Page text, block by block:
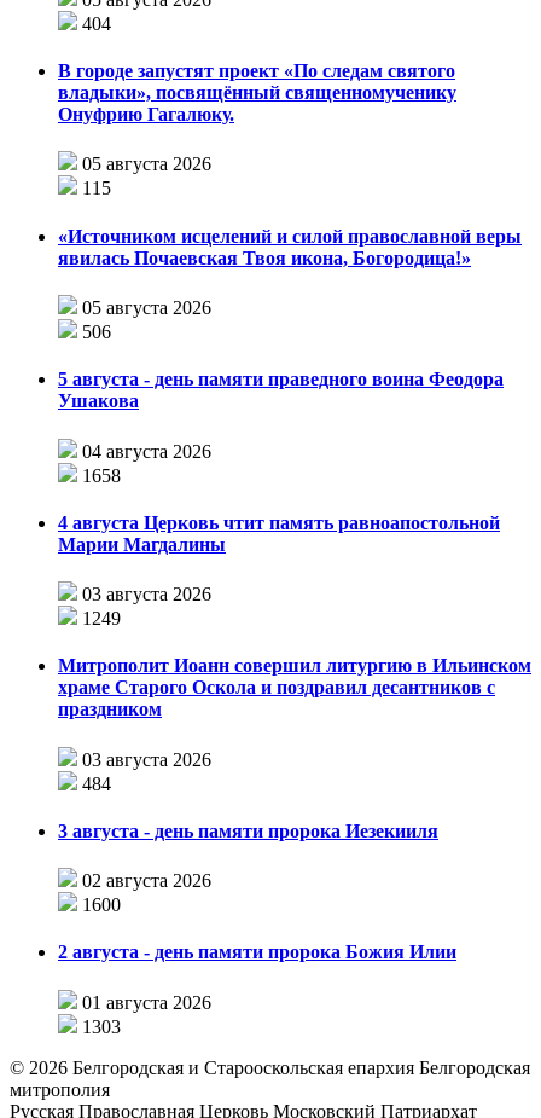
404
В городе запустят проект «По следам святого
владыки», посвящённый священномученику
Онуфрию Гагалюку.
05 августа 2026
115
«Источником исцелений и силой православной веры
явилась Почаевская Твоя икона, Богородица!»
05 августа 2026
506
5 августа - день памяти праведного воина Феодора
Ушакова
04 августа 2026
1658
4 августа Церковь чтит память равноапостольной
Марии Магдалины
03 августа 2026
1249
Митрополит Иоанн совершил литургию в Ильинском
храме Старого Оскола и поздравил десантников с
праздником
03 августа 2026
484
3 августа - день памяти пророка Иезекииля
02 августа 2026
1600
2 августа - день памяти пророка Божия Илии
01 августа 2026
1303
© 2026 Белгородская и Старооскольская епархия Белгородская
митрополия
Русская Православная Церковь Московский Патриархат